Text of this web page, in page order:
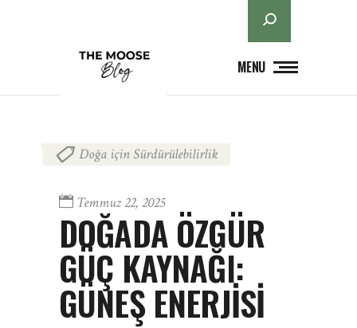
MENU
Doğa için Sürdürülebilirlik
Temmuz 22, 2025
DOĞADA ÖZGÜR
GÜÇ KAYNAĞI:
GÜNEŞ ENERJİSİ